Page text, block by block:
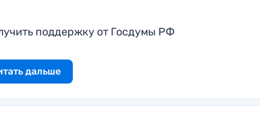
поддержку от Госдумы РФ
дальше